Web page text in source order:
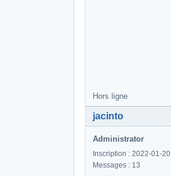
Hors ligne
jacinto
Administrator
Inscription : 2022-01-20
Messages : 13